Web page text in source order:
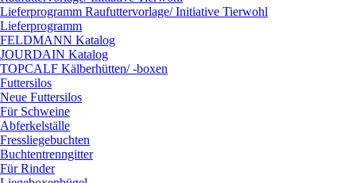
Lieferprogramm Raufuttervorlage/ Initiative Tierwohl
Lieferprogramm
FELDMANN Katalog
JOURDAIN Katalog
TOPCALF Kälberhütten/ -boxen
Futtersilos
Neue Futtersilos
Für Schweine
Abferkelställe
Fressliegebuchten
Buchtentrenngitter
Für Rinder